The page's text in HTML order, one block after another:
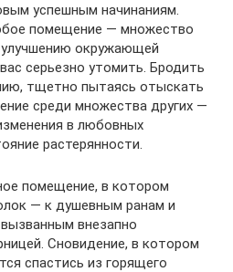
успешным начинаниям.
помещение — множество
окружающей
серьезно утомить. Бродить
тщетно пытаясь отыскать
среди множества других —
в любовных
растерянности.
помещение, в котором
— к душевным ранам и
внезапно
Сновидение, в котором
спастись из горящего